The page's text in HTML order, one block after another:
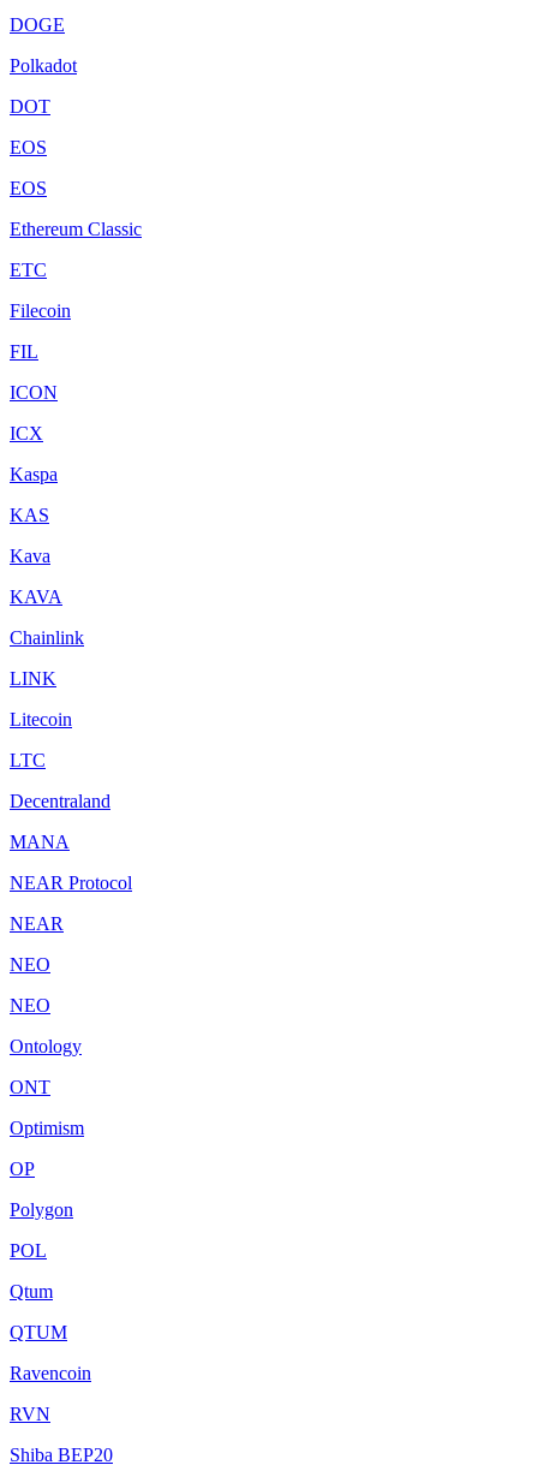
DOGE
Polkadot
DOT
EOS
EOS
Ethereum Classic
ETC
Filecoin
FIL
ICON
ICX
Kaspa
KAS
Kava
KAVA
Chainlink
LINK
Litecoin
LTC
Decentraland
MANA
NEAR Protocol
NEAR
NEO
NEO
Ontology
ONT
Optimism
OP
Polygon
POL
Qtum
QTUM
Ravencoin
RVN
Shiba BEP20